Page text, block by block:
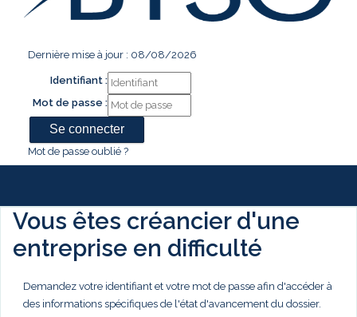
Dernière mise à jour : 08/08/2026
Identifiant :
Mot de passe :
Mot de passe oublié ?
Vous êtes créancier d'une
entreprise en difficulté
Demandez votre identifiant et votre mot de passe afin d'accéder à
des informations spécifiques de l'état d'avancement du dossier.